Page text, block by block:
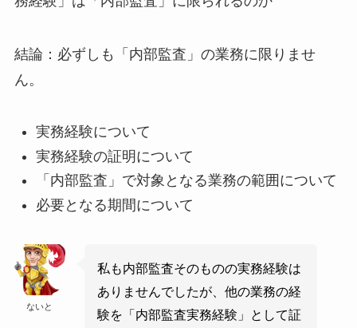
結論：必ずしも「内部監査」の業務に限りませ
ん。
実務経験について
実務経験の証明について
「内部監査」で対象となる業務の範囲について
必要となる期間について
ないと
私も内部監査そのものの実務経験は
ありませんでしたが、他の業務の経
験を「内部監査実務経験」として証